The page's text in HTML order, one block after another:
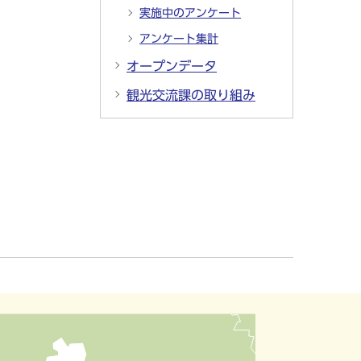
実施中のアンケート
アンケート集計
オープンデータ
観光交流課の取り組み